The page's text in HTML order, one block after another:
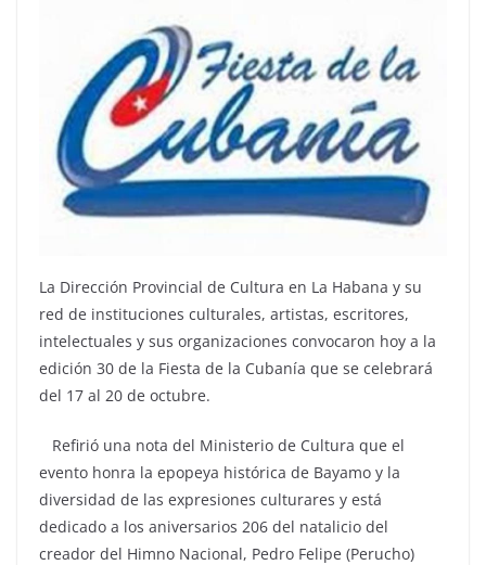
La Dirección Provincial de Cultura en La Habana y su
red de instituciones culturales, artistas, escritores,
intelectuales y sus organizaciones convocaron hoy a la
edición 30 de la Fiesta de la Cubanía que se celebrará
del 17 al 20 de octubre.
Refirió una nota del Ministerio de Cultura que el
evento honra la epopeya histórica de Bayamo y la
diversidad de las expresiones culturares y está
dedicado a los aniversarios 206 del natalicio del
creador del Himno Nacional, Pedro Felipe (Perucho)